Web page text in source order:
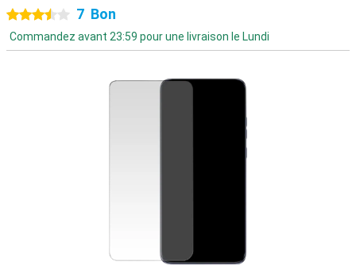
3.5 étoiles
7 Bon
Commandez avant 23:59 pour une livraison le Lundi